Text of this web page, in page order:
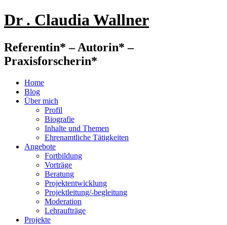
Dr . Claudia Wallner
Referentin* – Autorin* –
Praxisforscherin*
Home
Blog
Über mich
Profil
Biografie
Inhalte und Themen
Ehrenamtliche Tätigkeiten
Angebote
Fortbildung
Vorträge
Beratung
Projektentwicklung
Projektleitung/-begleitung
Moderation
Lehraufträge
Projekte